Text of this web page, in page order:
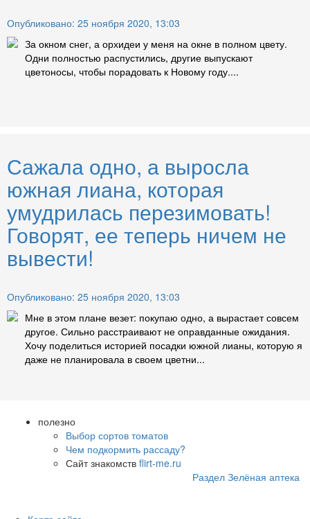
Опубликовано: 25 ноября 2020, 13:03
За окном снег, а орхидеи у меня на окне в полном цвету.
Одни полностью распустились, другие выпускают
цветоносы, чтобы порадовать к Новому году....
Сажала одно, а выросла
южная лиана, которая
умудрилась перезимовать!
Говорят, ее теперь ничем не
вывести!
Опубликовано: 25 ноября 2020, 13:03
Мне в этом плане везет: покупаю одно, а вырастает совсем
другое. Сильно расстраивают не оправданные ожидания.
Хочу поделиться историей посадки южной лианы, которую я
даже не планировала в своем цветни...
полезно
Выбор сортов томатов
Чем подкормить рассаду?
Сайт знакомств flirt-me.ru
Раздел Зелёная аптека